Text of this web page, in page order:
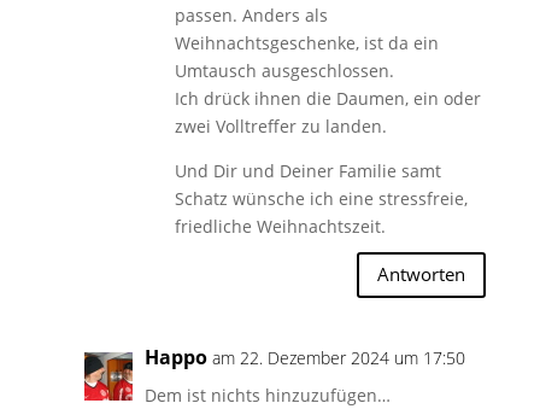
passen. Anders als
Weihnachtsgeschenke, ist da ein
Umtausch ausgeschlossen.
Ich drück ihnen die Daumen, ein oder
zwei Volltreffer zu landen.
Und Dir und Deiner Familie samt
Schatz wünsche ich eine stressfreie,
friedliche Weihnachtszeit.
Antworten
Happo am 22. Dezember 2024 um 17:50
Dem ist nichts hinzuzufügen…